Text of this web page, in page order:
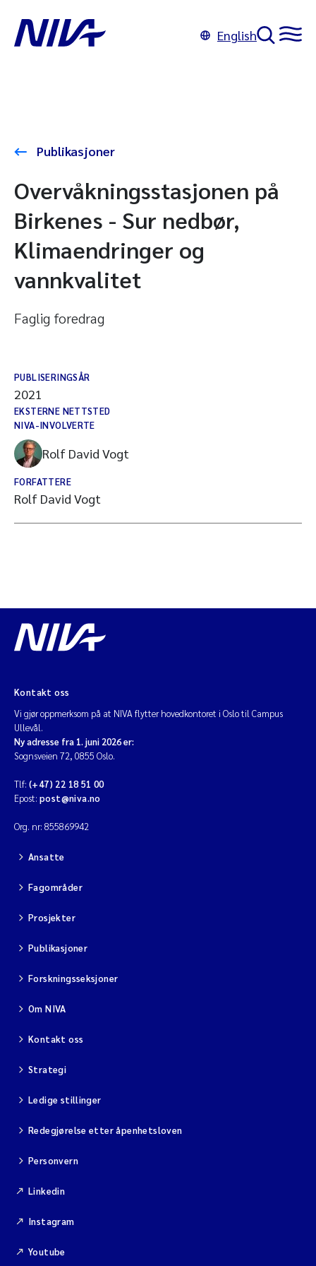
English
Publikasjoner
Overvåkningsstasjonen på
Birkenes - Sur nedbør,
Klimaendringer og
vannkvalitet
Faglig foredrag
PUBLISERINGSÅR
2021
EKSTERNE NETTSTED
NIVA-INVOLVERTE
Rolf David Vogt
FORFATTERE
Rolf David Vogt
Kontakt oss
Vi gjør oppmerksom på at NIVA flytter hovedkontoret i Oslo til Campus
Ullevål.
Ny adresse fra 1. juni 2026 er:
Sognsveien 72, 0855 Oslo.
Tlf: (+47) 22 18 51 00
Epost: post@niva.no
Org. nr: 855869942
Ansatte
Fagområder
Prosjekter
Publikasjoner
Forskningsseksjoner
Om NIVA
Kontakt oss
Strategi
Ledige stillinger
Redegjørelse etter åpenhetsloven
Personvern
Linkedin
Instagram
Youtube